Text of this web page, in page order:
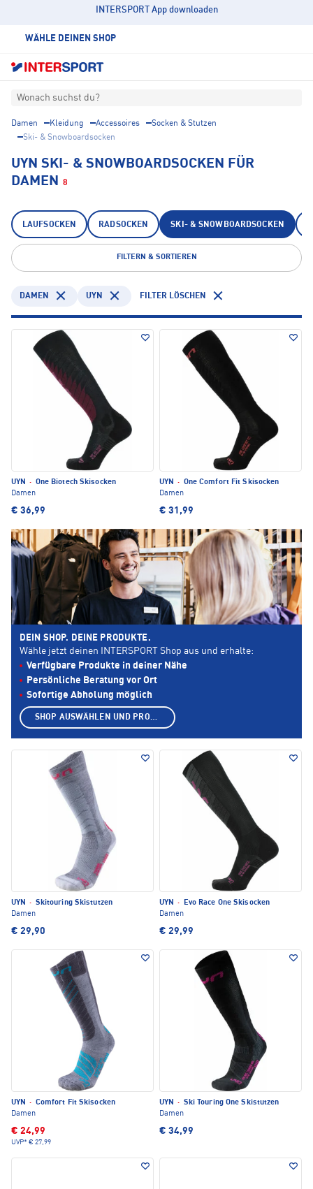
INTERSPORT App downloaden
WÄHLE DEINEN SHOP
Wonach suchst du?
Damen Kleidung Accessoires
Socken & Stutzen
Ski- & Snowboardsocken
UYN SKI- & SNOWBOARDSOCKEN FÜR
DAMEN 8
LAUFSOCKEN RADSOCKEN SKI- & SNOWBOARDSOCKEN
FILTERN & SORTIEREN
DAMEN UYN FILTER LÖSCHEN
UYN · One Biotech Skisocken
Damen
€ 36,99
UYN · One Comfort Fit Skisocken
Damen
€ 31,99
UYN · Skitouring Skistutzen
Damen
€ 29,90
UYN ·
Evo Race One Skisocken
Damen
€ 29,99
UYN · Comfort Fit Skisocken
Damen
€ 24,99
UVP* € 27,99
UYN · Ski Touring One Skistutzen
Damen
€ 34,99
DEIN SHOP. DEINE PRODUKTE.
Wähle jetzt deinen INTERSPORT Shop aus und erhalte:
Verfügbare Produkte in deiner Nähe
Persönliche Beratung vor Ort
Sofortige Abholung möglich
SHOP AUSWÄHLEN UND PRODUKTE ANZEIGEN